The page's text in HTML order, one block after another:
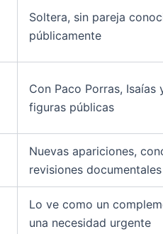
Soltera, sin pareja
públicamente
Con Paco Porras, Isaías
figuras públicas
Nuevas apariciones,
revisiones documentales
Lo ve como un
una necesidad urgente